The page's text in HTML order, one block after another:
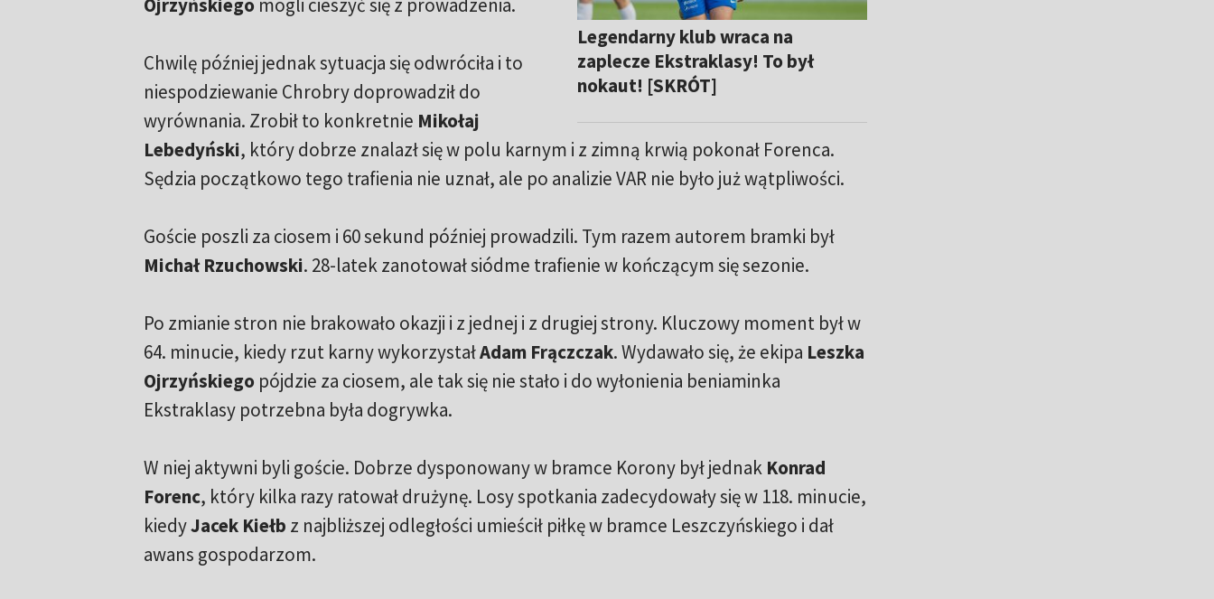
Legendarny klub wraca na
zaplecze Ekstraklasy! To był
nokaut! [SKRÓT]
Ojrzyńskiego mogli cieszyć się z prowadzenia.
Chwilę później jednak sytuacja się odwróciła i to
niespodziewanie Chrobry doprowadził do
wyrównania. Zrobił to konkretnie Mikołaj
Lebedyński, który dobrze znalazł się w polu karnym i z zimną krwią pokonał Forenca.
Sędzia początkowo tego trafienia nie uznał, ale po analizie VAR nie było już wątpliwości.
Goście poszli za ciosem i 60 sekund później prowadzili. Tym razem autorem bramki był
Michał Rzuchowski. 28-latek zanotował siódme trafienie w kończącym się sezonie.
Po zmianie stron nie brakowało okazji i z jednej i z drugiej strony. Kluczowy moment był w
64. minucie, kiedy rzut karny wykorzystałAdam Frączczak. Wydawało się, że ekipa Leszka
Ojrzyńskiego pójdzie za ciosem, ale tak się nie stało i do wyłonienia beniaminka
Ekstraklasy potrzebna była dogrywka.
W niej aktywni byli goście. Dobrze dysponowany w bramce Korony był jednak Konrad
Forenc, który kilka razy ratował drużynę. Losy spotkania zadecydowały się w 118. minucie,
kiedyJacek Kiełb z najbliższej odległości umieścił piłkę w bramce Leszczyńskiego i dał
awans gospodarzom.